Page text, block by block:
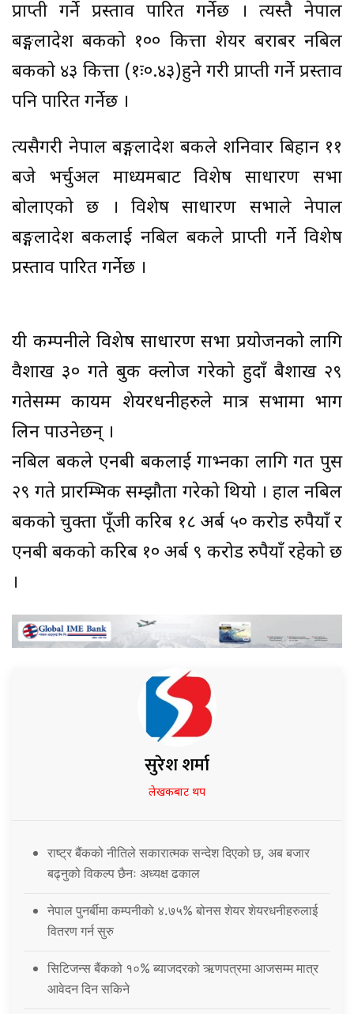
प्राप्ती गर्ने प्रस्ताव पारित गर्नेछ । त्यस्तै नेपाल
बङ्गलादेश बैंकको १०० कित्ता शेयर बराबर नबिल
बैंकको ४३ कित्ता (१ः०.४३)हुने गरी प्राप्ती गर्ने प्रस्ताव
पनि पारित गर्नेछ ।
त्यसैगरी नेपाल बङ्गलादेश बैंकले शनिवार बिहान ११
बजे भर्चुअल माध्यमबाट विशेष साधारण सभा
बोलाएको छ । विशेष साधारण सभाले नेपाल
बङ्गलादेश बैंकलाई नबिल बैंकले प्राप्ती गर्ने विशेष
प्रस्ताव पारित गर्नेछ ।
यी कम्पनीले विशेष साधारण सभा प्रयोजनको लागि
वैशाख ३० गते बुक क्लोज गरेको हुदाँ बैशाख २९
गतेसम्म कायम शेयरधनीहरुले मात्र सभामा भाग
लिन पाउनेछन् ।
नबिल बैंकले एनबी बैंकलाई गाभ्नका लागि गत पुस
२९ गते प्रारम्भिक सम्झौता गरेको थियो । हाल नबिल
बैंकको चुक्ता पूँजी करिब १८ अर्ब ५० करोड रुपैयाँ र
एनबी बैंकको करिब १० अर्ब ९ करोड रुपैयाँ रहेको छ
।
सुरेश शर्मा
लेखकबाट थप
राष्ट्र बैंकको नीतिले सकारात्मक सन्देश दिएको छ, अब बजार
बढ्नुको विकल्प छैनः अध्यक्ष ढकाल
नेपाल पुनर्बीमा कम्पनीको ४.७५% बोनस शेयर शेयरधनीहरुलाई
वितरण गर्न सुरु
सिटिजन्स बैंकको १०% ब्याजदरको ऋणपत्रमा आजसम्म मात्र
आवेदन दिन सकिने